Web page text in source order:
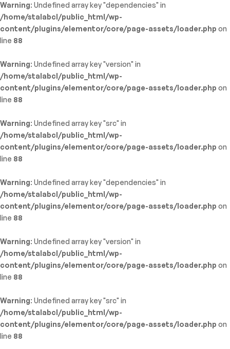
Warning: Undefined array key "dependencies" in
/home/stalabcl/public_html/wp-
content/plugins/elementor/core/page-assets/loader.php on
line 88
Warning: Undefined array key "version" in
/home/stalabcl/public_html/wp-
content/plugins/elementor/core/page-assets/loader.php on
line 88
Warning: Undefined array key "src" in
/home/stalabcl/public_html/wp-
content/plugins/elementor/core/page-assets/loader.php on
line 88
Warning: Undefined array key "dependencies" in
/home/stalabcl/public_html/wp-
content/plugins/elementor/core/page-assets/loader.php on
line 88
Warning: Undefined array key "version" in
/home/stalabcl/public_html/wp-
content/plugins/elementor/core/page-assets/loader.php on
line 88
Warning: Undefined array key "src" in
/home/stalabcl/public_html/wp-
content/plugins/elementor/core/page-assets/loader.php on
line 88